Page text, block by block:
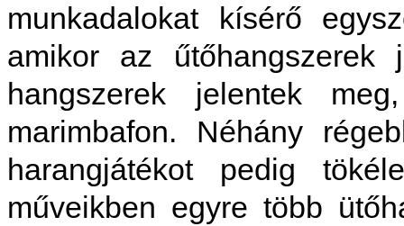
munkadalokat kísérő
amikor az űtőhangszerek
hangszerek jelentek
marimbafon. Néhány
harangjátékot pedig
műveikben egyre több